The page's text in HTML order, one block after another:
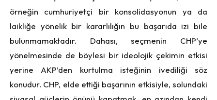
örneğin cumhuriyetçi bir konsolidasyonun ya da
laikliğe yönelik bir kararlılığın bu başarıda izi bile
bulunmamaktadır. Dahası, seçmenin CHP’ye
yönelmesinde de böylesi bir ideolojik çekimin etkisi
yerine AKP’den kurtulma isteğinin ivediliği söz
konudur. CHP, elde ettiği başarının etkisiyle, solundaki